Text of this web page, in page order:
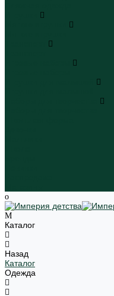
Каталог
Назад
Каталог
Одежда